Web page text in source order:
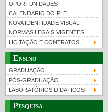
OPORTUNIDADES
CALENDÁRIO DO PLE
NOVA IDENTIDADE VISUAL
NORMAS LEGAIS VIGENTES
LICITAÇÃO E CONTRATOS
Ensino
GRADUAÇÃO
PÓS-GRADUAÇÃO
LABORATÓRIOS DIDÁTICOS
Pesquisa